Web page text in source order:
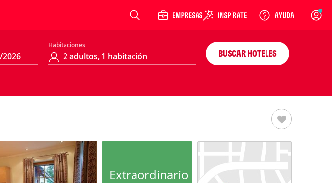
Login
Habitaciones
BUSCAR HOTELES
Extraordinario